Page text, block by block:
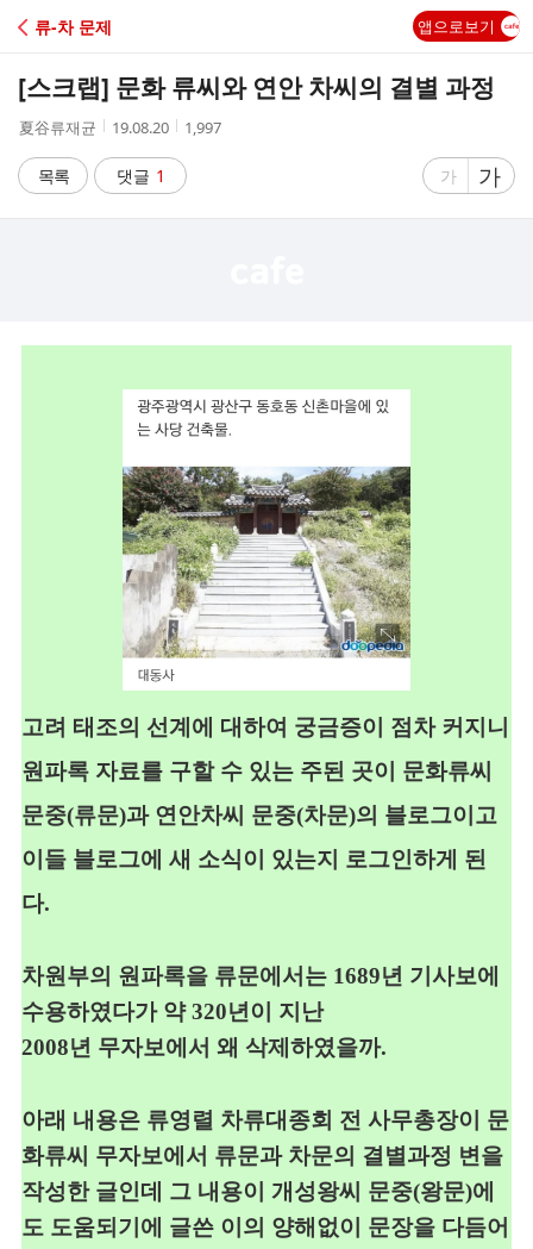
C
A
류-차 문제 앱으로보기
[스크랩] 문화 류씨와 연안 차씨의 결별 과정
작
자
夏谷류재균
작
시
간
19.08.20
조
수
1,997
목록 댓글 1
글
게
가
글
자
게
가
고려 태조의 선계에 대하여 궁금증이 점차 커지니
원파록 자료를 구할 수 있는 주된 곳이 문화류씨
문중(류문)과 연안차씨 문중(차문)의 블로그이고
이들 블로그에 새 소식이 있는지 로그인하게 된
다.
차원부의 원파록을 류문에서는 1689년 기사보에
수용하였다가 약320년이
지난
2008년 무자보에서 왜 삭제하였을까.
아래 내용은 류영렬 차류대종회 전 사무총장이 문
화류씨 무자보에서 류문과 차문의 결별과정 변을
작성한 글인데 그 내용이 개성왕씨 문중(왕문)에
도 도움되기에 글쓴 이의 양해없이 문장을 다듬어